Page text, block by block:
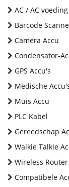
AC / AC voeding
Barcode
Camera Accu
Condensator-
GPS Accu's
Medische
Muis Accu
PLC Kabel
Gereedschap
Walkie Talkie
Wireless
Compatibele